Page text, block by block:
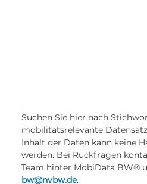
Suchen Sie hier nach
mobilitätsrelevante
Inhalt der Daten kann keine
werden. Bei Rückfragen
Team hinter MobiData BW®
bw@nvbw.de.